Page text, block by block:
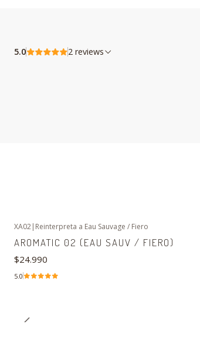
5.0 2 reviews
XA02| Reinterpreta a Eau Sauvage / Fiero
AROMATIC 02 (EAU SAUV / FIERO)
$24.990
5.0